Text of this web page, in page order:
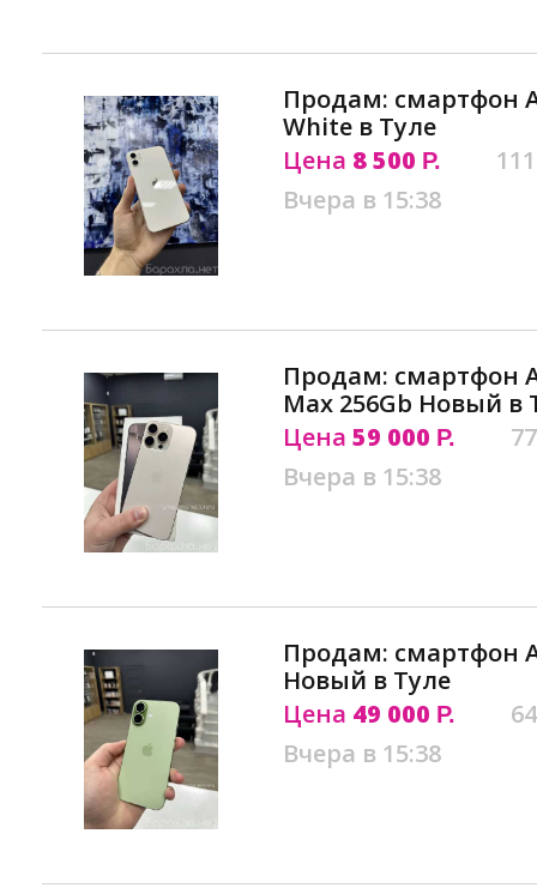
Продам: смартфон
White в Туле
Цена 8 500 Р.
Вчера в 15:38
Продам: смартфон
Max 256Gb Новый в
Цена 59 000 Р.
Вчера в 15:38
Продам: смартфон
Новый в Туле
Цена 49 000 Р.
Вчера в 15:38